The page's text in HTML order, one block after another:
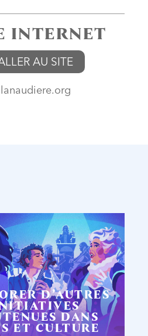
INTERNET
AU SITE
lanaudiere.org
D’AUTRES
DANS
ET CULTURE